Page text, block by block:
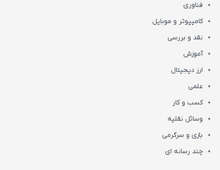
فناوری
کامپیوتر و موبایل
نقد و بررسی
آموزش
ارز دیجیتال
علمی
کسب و کار
وسائل نقلیه
بازی و سرگرمی
چند رسانه ای